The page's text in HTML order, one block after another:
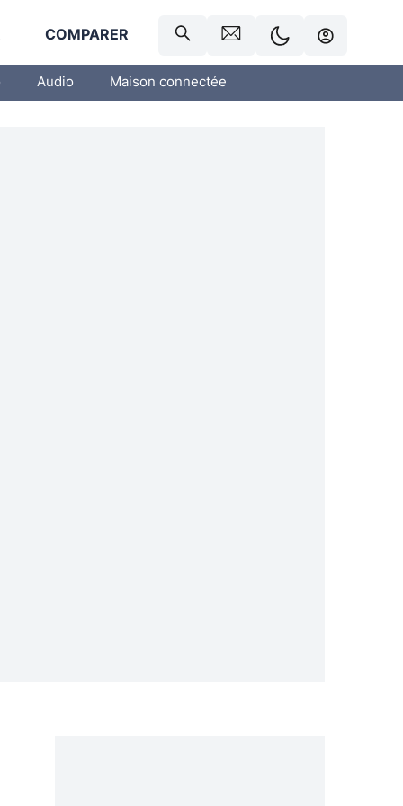
COMPARER
Audio Maison connectée